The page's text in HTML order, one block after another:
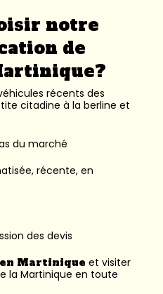
notre
de
récents des
citadine à la berline et
du marché
récente, en
des devis
Martinique et visiter
la Martinique en toute